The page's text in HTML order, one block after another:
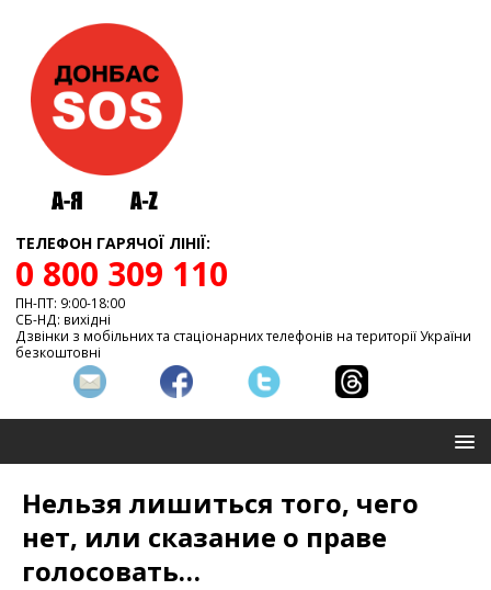
ТЕЛЕФОН ГАРЯЧОЇ ЛІНІЇ:
0 800 309 110
ПН-ПТ: 9:00-18:00
СБ-НД: вихідні
Дзвінки з мобільних та стаціонарних телефонів на території України
безкоштовні
Нельзя лишиться того, чего
нет, или сказание о праве
голосовать…